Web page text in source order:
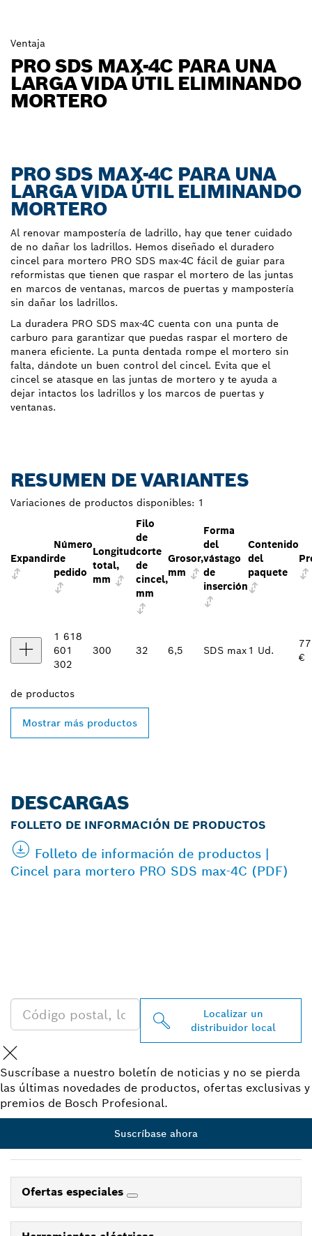
Ventaja
PRO SDS MAX-4C PARA UNA
LARGA VIDA ÚTIL ELIMINANDO
MORTERO
PRO SDS MAX-4C PARA UNA
LARGA VIDA ÚTIL ELIMINANDO
MORTERO
Al renovar mampostería de ladrillo, hay que tener cuidado
de no dañar los ladrillos. Hemos diseñado el duradero
cincel para mortero PRO SDS max-4C fácil de guiar para
reformistas que tienen que raspar el mortero de las juntas
en marcos de ventanas, marcos de puertas y mampostería
sin dañar los ladrillos.
La duradera PRO SDS max-4C cuenta con una punta de
carburo para garantizar que puedas raspar el mortero de
manera eficiente. La punta dentada rompe el mortero sin
falta, dándote un buen control del cincel. Evita que el
cincel se atasque en las juntas de mortero y te ayuda a
dejar intactos los ladrillos y los marcos de puertas y
ventanas.
RESUMEN DE VARIANTES
Variaciones de productos disponibles: 1
Expandir
Número
de
pedido
Longitud
total,
mm
Filo
de
corte
de
cincel,
mm
Grosor,
mm
Forma
del
vástago
de
inserción
Contenido
del
paquete
1 618
601
302
300 32 6,5 SDS max1 Ud.
€
de productos
Mostrar más productos
DESCARGAS
FOLLETO DE INFORMACIÓN DE PRODUCTOS
Folleto de información de productos |
Cincel para mortero PRO SDS max-4C (PDF)
Localizar un
distribuidor local
Suscríbase a nuestro boletín de noticias y no se pierda
las últimas novedades de productos, ofertas exclusivas y
premios de Bosch Profesional.
Suscríbase ahora
Ofertas especiales